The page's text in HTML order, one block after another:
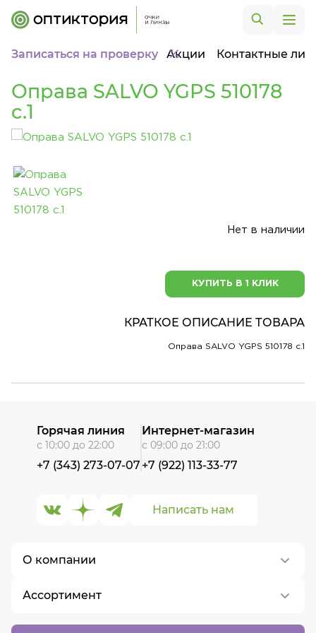
Записаться на проверку Акции Контактные
Оправа SALVO YGPS 510178
c.1
Нет в наличии
КУПИТЬ В 1 КЛИК
КРАТКОЕ ОПИСАНИЕ ТОВАРА
Оправа SALVO YGPS 510178 c.1
О компании
О нас
Контакты
Ассортимент
Написать нам
Горячая линия
с 10:00 до 22:00
+7 (343) 273-07-07
Интернет-магазин
с 09:00 до 21:00
+7 (922) 113-33-77